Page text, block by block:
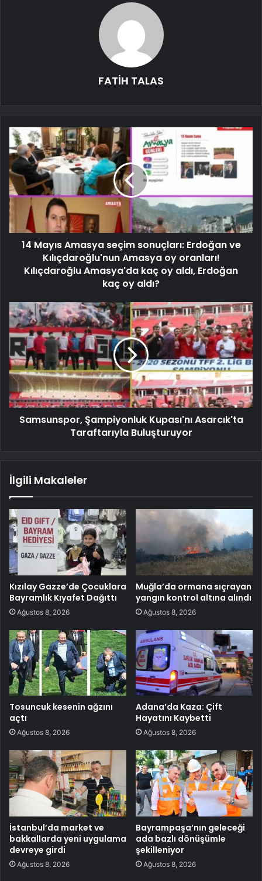
FATİH TALAS
14 Mayıs Amasya seçim sonuçları: Erdoğan ve
Kılıçdaroğlu'nun Amasya oy oranları!
Kılıçdaroğlu Amasya'da kaç oy aldı, Erdoğan
kaç oy aldı?
Samsunspor, Şampiyonluk Kupası'nı Asarcık'ta
Taraftarıyla Buluşturuyor
İlgili Makaleler
Kızılay Gazze’de Çocuklara
Bayramlık Kıyafet Dağıttı
Ağustos 8, 2026
Muğla’da ormana sıçrayan
yangın kontrol altına alındı
Ağustos 8, 2026
Tosuncuk kesenin ağzını
açtı
Ağustos 8, 2026
Adana’da Kaza: Çift
Hayatını Kaybetti
Ağustos 8, 2026
İstanbul’da market ve
bakkallarda yeni uygulama
devreye girdi
Ağustos 8, 2026
Bayrampaşa’nın geleceği
ada bazlı dönüşümle
şekilleniyor
Ağustos 8, 2026